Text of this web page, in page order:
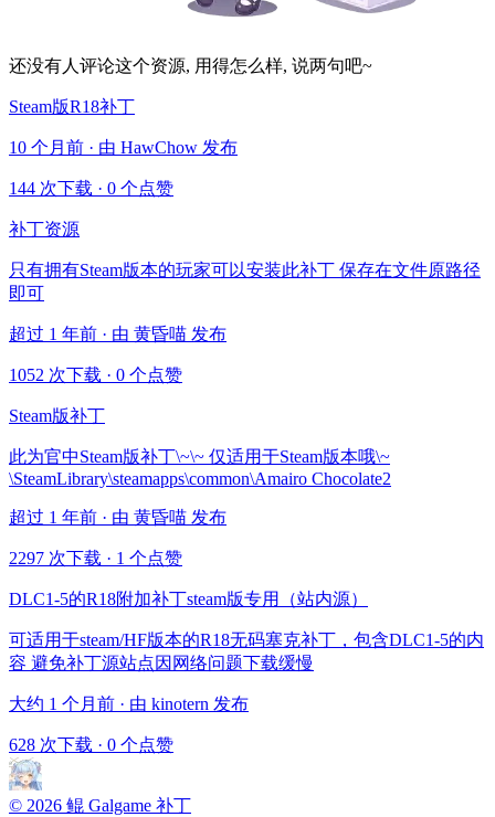
还没有人评论这个资源, 用得怎么样, 说两句吧~
Steam版R18补丁
10 个月前 · 由 HawChow 发布
144 次下载 · 0 个点赞
补丁资源
只有拥有Steam版本的玩家可以安装此补丁 保存在文件原路径
即可
超过 1 年前 · 由 黄昏喵 发布
1052 次下载 · 0 个点赞
Steam版补丁
此为官中Steam版补丁\~\~ 仅适用于Steam版本哦\~
\SteamLibrary\steamapps\common\Amairo Chocolate2
超过 1 年前 · 由 黄昏喵 发布
2297 次下载 · 1 个点赞
DLC1-5的R18附加补丁steam版专用（站内源）
可适用于steam/HF版本的R18无码塞克补丁，包含DLC1-5的内
容 避免补丁源站点因网络问题下载缓慢
大约 1 个月前 · 由 kinotern 发布
628 次下载 · 0 个点赞
© 2026 鲲 Galgame 补丁